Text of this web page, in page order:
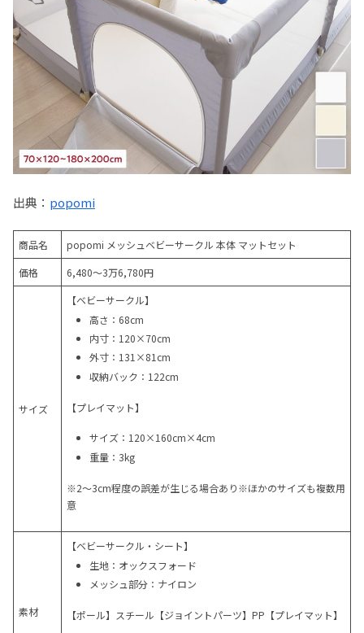
出典： popomi
商品名
popomi メッシュベビーサークル 本体 マットセット
価格
6,480～3万6,780円
サイズ
【ベビーサークル】
高さ：68cm
内寸：120×70cm
外寸：131×81cm
収納バック：122cm
【プレイマット】
サイズ：120×160cm×4cm
重量：3kg
※2～3cm程度の誤差が生じる場合あり※ほかのサイズも複数用
意
素材
【ベビーサークル・シート】
生地：オックスフォード
メッシュ部分：ナイロン
【ポール】スチール【ジョイントパーツ】PP【プレイマット】